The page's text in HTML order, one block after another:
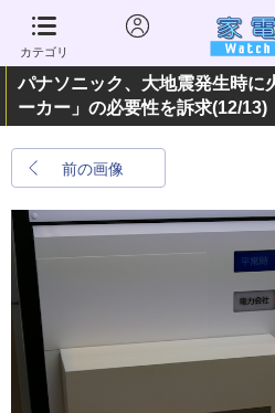
カテゴリ
パナソニック、大地震発生時に
ーカー」の必要性を訴求(12/13)
前の画像